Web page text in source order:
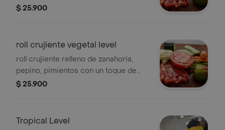
$ 25.900
roll crujiente vegetal level
roll crujiente relleno de zanahoria,
pepino, pimientos con un toque de
ajonjolí negro.
$ 25.900
Tropical Level